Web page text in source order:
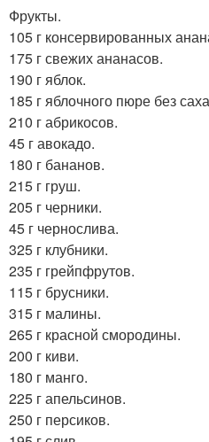
Фрукты.
105 г консервированных
175 г свежих ананасов.
190 г яблок.
185 г яблочного пюре без
210 г абрикосов.
45 г авокадо.
180 г бананов.
215 г груш.
205 г черники.
45 г чернослива.
325 г клубники.
235 г грейпфрутов.
115 г брусники.
315 г малины.
265 г красной смородины.
200 г киви.
180 г манго.
225 г апельсинов.
250 г персиков.